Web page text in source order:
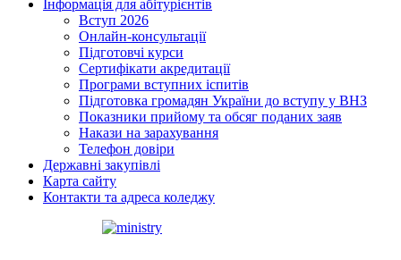
Інформація для абітурієнтів
Вступ 2026
Онлайн-консультації
Підготовчі курси
Сертифікати акредитації
Програми вступних іспитів
Підготовка громадян України до вступу у ВНЗ
Показники прийому та обсяг поданих заяв
Накази на зарахування
Телефон довіри
Державні закупівлі
Карта сайту
Контакти та адреса коледжу